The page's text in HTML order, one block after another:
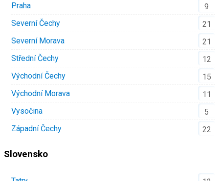
Praha
9
Severní Čechy
21
Severní Morava
21
Střední Čechy
12
Východní Čechy
15
Východní Morava
11
Vysočina
5
Západní Čechy
22
Slovensko